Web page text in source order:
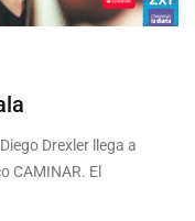
Drexler llega a
CAMINAR. El